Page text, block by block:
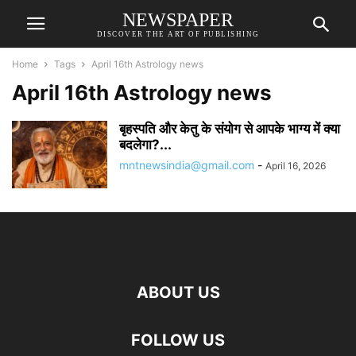
NEWSPAPER
DISCOVER THE ART OF PUBLISHING
Home Tags April 16th Astrology news
April 16th Astrology news
बृहस्पति और केतु के संयोग से आपके भाग्य में क्या
बदलेगा?...
mntnewsindia@gmail.com - April 16, 2026
ABOUT US
FOLLOW US